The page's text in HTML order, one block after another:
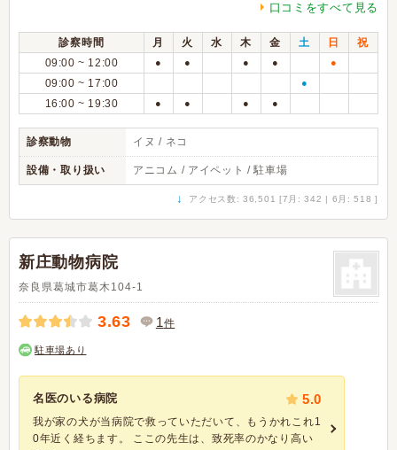
口コミをすべて見る
診察時間 月 火 水 木 金 土 日
祝
09:00 ~ 12:00
● ● ● ● ●
09:00 ~ 17:00 ●
16:00 ~ 19:30 ● ● ● ●
診察動物 イヌ / ネコ
設備・取り扱い アニコム / アイペット / 駐車場
↓ アクセス数: 36,501 [7月: 342 | 6月: 518 ]
新庄動物病院
奈良県葛城市葛木104-1
3.63 1件
駐車場あり
名医のいる病院 5.0
我が家の犬が当病院で救っていただいて、もうかれこれ1
0年近く経ちます。 ここの先生は、致死率のかなり高い